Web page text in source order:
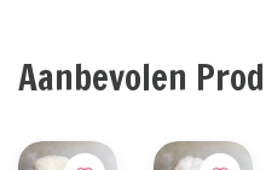
Aanbevolen